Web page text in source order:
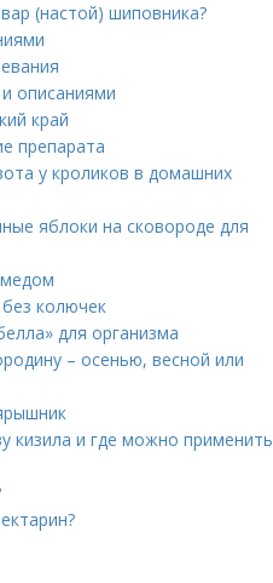
(настой) шиповника?
описаниями
край
препарата
у кроликов в домашних
яблоки на сковороде для
колючек
для организма
– осенью, весной или
кизила и где можно применить